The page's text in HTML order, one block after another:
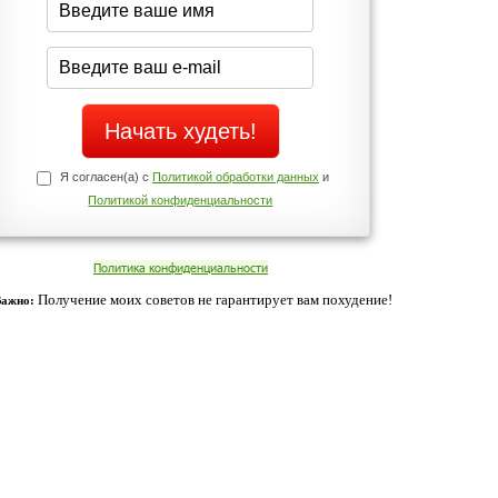
Да
Нет
Телефоны службы поддержки
+7 (909) 421-77-27
cookies. Оставаясь с нами, вы соглашаетесь с нашей
Согласен